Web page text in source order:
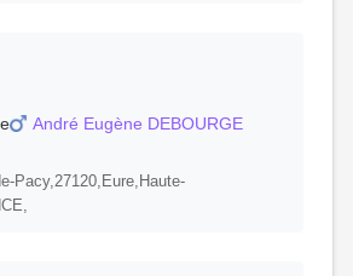
André Eugène DEBOURGE
Pacy,27120,Eure,Haute-